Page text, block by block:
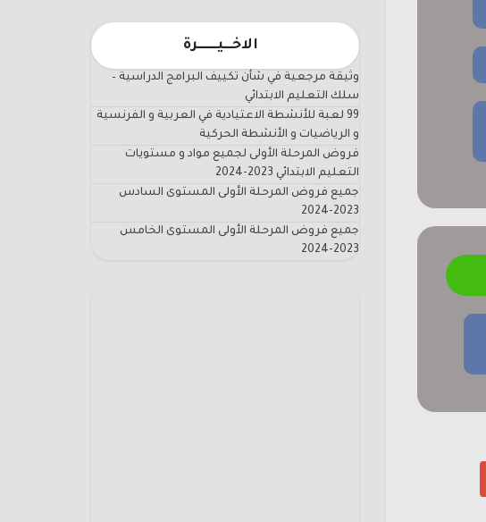
الاخـــيـــــــرة
وثيقة مرجعية في شأن تكييف البرامج الدراسية –
سلك التعليم الابتدائي
99 لعبة للأنشطة الاعتيادية في العربية و الفرنسية
و الرياضيات و الأنشطة الحركية
فروض المرحلة الأولى لجميع مواد و مستويات
التعليم الابتدائي 2023-2024
جميع فروض المرحلة الأولى المستوى السادس
2023-2024
جميع فروض المرحلة الأولى المستوى الخامس
2023-2024